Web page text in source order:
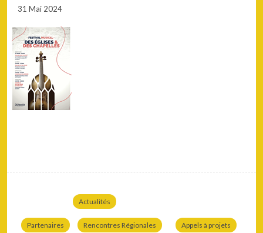
31 Mai 2024
Actualités
Partenaires Rencontres Régionales Appels à projets